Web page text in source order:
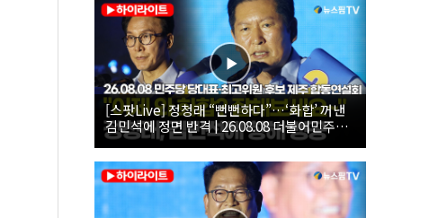
[스팟Live] 정청래 “뻔뻔하다”…‘화합’ 꺼낸
김민석에 정면 반격 | 26.08.08 더불어민주당
당대표·최고위원 후보 제주 합동연설회